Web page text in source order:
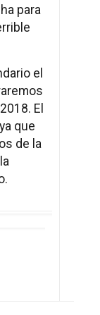
para
el
El
que
de la